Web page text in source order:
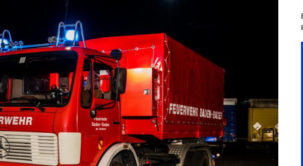
Führungsassistent
Einsatzabschnittsleiter
Geschichtliches
Löschgeräte der
Steinbacher Feuerwehr
Stadt Steinbach
Kommandanten
Ehrenkommandant
Mitgliederwerbung
Entdecke Eine Neue
Faszinierende Welt In
Steinbach
Aktivitäten &